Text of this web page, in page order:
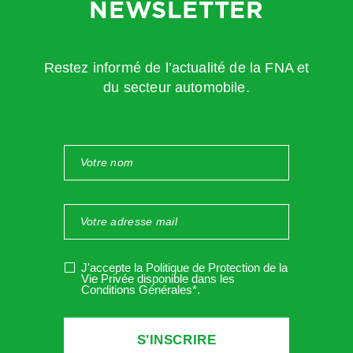
Un réseau de contrôle doit veiller à ce que les
contrôleurs et toute personne physique ou morale
exerçant des fonctions au sein du réseau n’aient pas
d’activité dans la réparation ou le commerce
Ils doivent s’assurer eux même du respect du principe
NEWSLETTER
Restez informé de l’actualité de la FNA et
du secteur automobile.
J'accepte la Politique de Protection de la
Vie Privée disponible dans les
Conditions Générales*.